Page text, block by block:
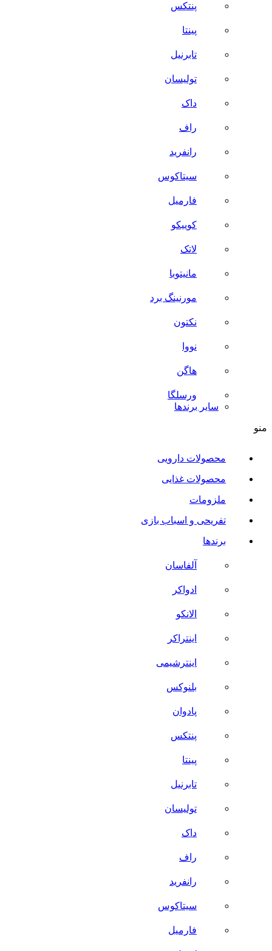
پنتکس
پینتا
تابرنیل
تولیسان
داک
راف
رانفرید
سیتاکوس
فارمیل
کوییکو
لاتک
مانیتوبا
مورنینگ برد
نکتون
نووا
هاگن
ورسلگا
سایر برند‌ها
منو
محصولات دارویی
محصولات غذایی
ملزومات
تفریحی و اسباب بازی
برندها
آلفاسان
ادواکر
الانکو
اینتراکر
اینترشیمی
بلنوکس
پادوان
پنتکس
پینتا
تابرنیل
تولیسان
داک
راف
رانفرید
سیتاکوس
فارمیل